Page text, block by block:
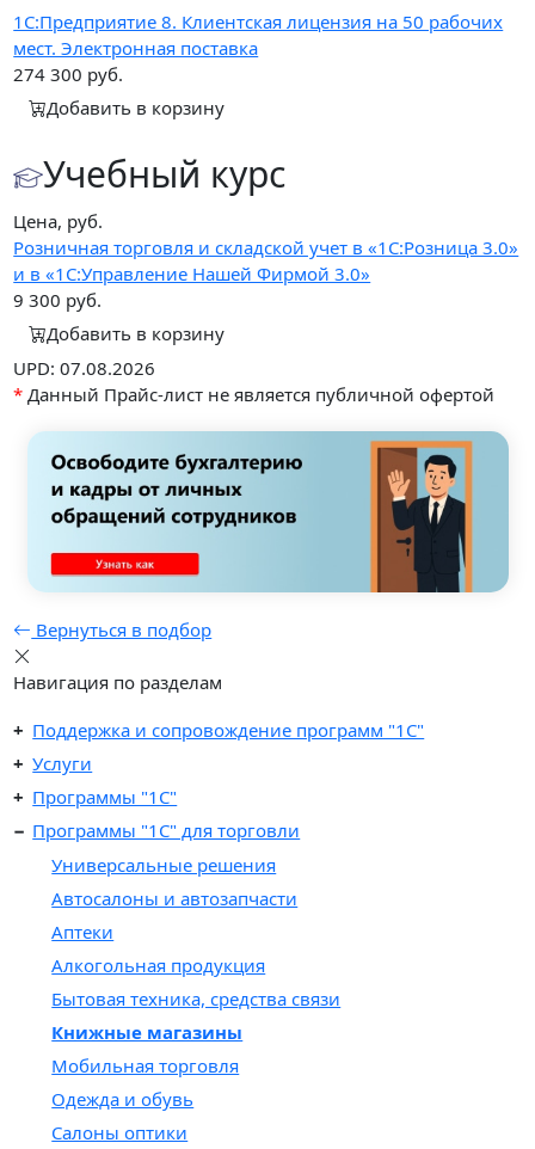
1С:Предприятие 8. Клиентская лицензия на 50 рабочих
мест. Электронная поставка
274 300 руб.
Добавить в корзину
Учебный курс
Цена, руб.
Розничная торговля и складской учет в «1С:Розница 3.0»
и в «1С:Управление Нашей Фирмой 3.0»
9 300 руб.
Добавить в корзину
UPD: 07.08.2026
* Данный Прайс-лист не является публичной офертой
Вернуться в подбор
Навигация по разделам
Поддержка и сопровождение программ "1С"
Услуги
Программы "1С"
Программы "1C" для торговли
Универсальные решения
Автосалоны и автозапчасти
Аптеки
Алкогольная продукция
Бытовая техника, средства связи
Книжные магазины
Мобильная торговля
Одежда и обувь
Салоны оптики